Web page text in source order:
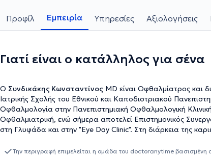
Προφίλ Εμπειρία Υπηρεσίες Αξιολογήσεις
Γιατί είναι ο κατάλληλος για σένα
Ο Συνδικάκης Κωνσταντίνος MD είναι Οφθαλμίατρος και
Ιατρικής Σχολής του Εθνικού και Καποδιστριακού
Οφθαλμολογία στην Πανεπιστημιακή Οφθαλμολογική
Οφθαλμιατρική, ενώ σήμερα αποτελεί Επιστημονικός
στη Γλυφάδα και στην "Eye Day Clinic". Στη διάρκεια της
μέλος της Ελληνικής Οφθαλμολογικής Εταιρείας, της
Την περιγραφή επιμελείται η ομάδα του doctoranytime βασισμένη